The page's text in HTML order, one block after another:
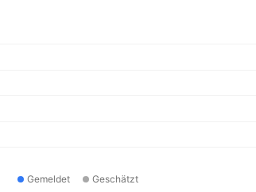
Gemeldet Geschätzt